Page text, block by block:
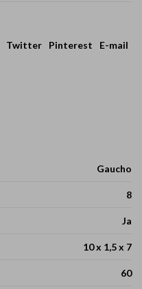
Twitter Pinterest E-mail
Gaucho
8
Ja
10 x 1,5 x 7
60